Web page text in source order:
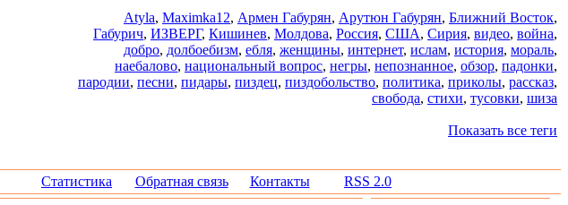
Atyla, Maximka12, Армен Габурян, Арутюн Габурян, Ближний Восток,
Габурич, ИЗВЕРГ, Кишинев, Молдова, Россия, США, Сирия, видео, война,
добро, долбоебизм, ебля, женщины, интернет, ислам, история, мораль,
наебалово, национальный вопрос, негры, непознанное, обзор, падонки,
пародии, песни, пидары, пиздец, пиздобольство, политика, приколы, рассказ,
свобода, стихи, тусовки, шиза
Показать все теги
Статистика Обратная связь Контакты RSS 2.0